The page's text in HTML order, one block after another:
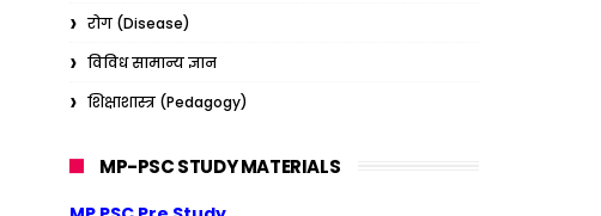
रोग (Disease)
विविध सामान्य ज्ञान
शिक्षाशास्त्र (Pedagogy)
MP-PSC STUDY MATERIALS